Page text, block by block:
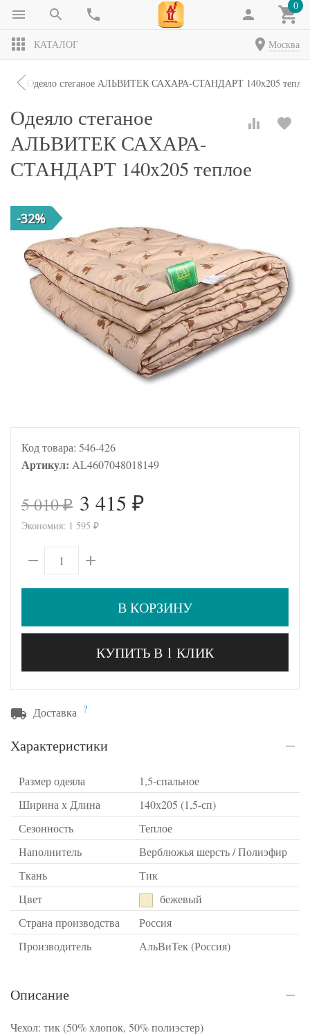
0
КАТАЛОГ Москва
Одеяло стеганое АЛЬВИТЕК САХАРА-СТАНДАРТ 140x205 теплое
Одеяло стеганое
АЛЬВИТЕК САХАРА-
СТАНДАРТ 140x205 теплое
-32%
Код товара: 546-426
Артикул: AL4607048018149
5 010₽ 3 415 ₽
Экономия: 1 595 ₽
В КОРЗИНУ
КУПИТЬ В 1 КЛИК
Доставка ?
Характеристики
Размер одеяла
1,5-спальное
Ширина х Длина
140х205 (1,5-сп)
Сезонность
Теплое
Наполнитель
Верблюжья шерсть / Полиэфир
Ткань
Тик
Цвет
бежевый
Страна производства
Россия
Производитель
АльВиТек (Россия)
Описание
Чехол: тик (50% хлопок, 50% полиэстер)